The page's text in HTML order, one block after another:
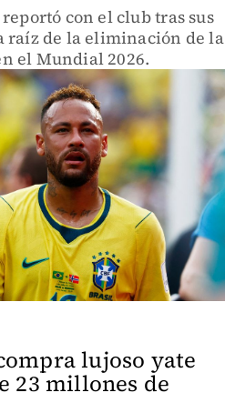
con el club tras sus
raíz de la eliminación de la
el Mundial 2026.
lujoso yate
23 millones de